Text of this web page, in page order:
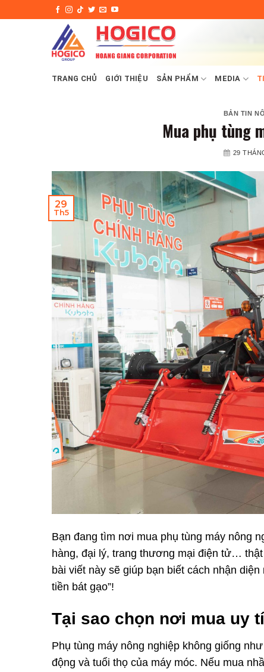
to
TRANG CHỦ GIỚI THIỆU SẢN PHẨM MEDIA
BẢN TIN
Mua phụ tùng
29
29
Th5
Bạn đang tìm nơi mua phụ tùng máy nông
hàng, đại lý, trang thương mại điện tử…
bài viết này sẽ giúp bạn biết cách nhận
tiền bát gạo”!
Tại sao chọn nơi mua uy
Phụ tùng máy nông nghiệp không giống
động và tuổi thọ của máy móc. Nếu mua